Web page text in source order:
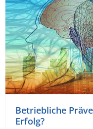
Betriebliche
Erfolg?